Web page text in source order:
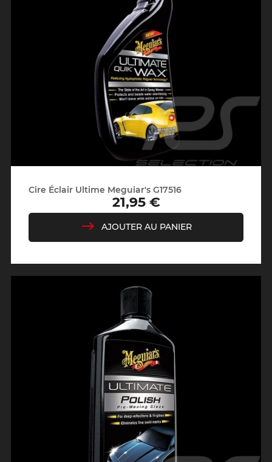
Cire Éclair Ultime Meguiar's G17516
Prix
21,95 €
AJOUTER AU PANIER